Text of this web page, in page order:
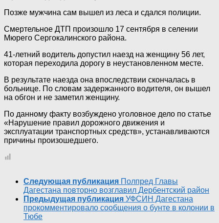
Позже мужчина сам вышел из леса и сдался полиции.
Смертельное ДТП произошло 17 сентября в селении
Мюрего Сергокалинского района.
41-летний водитель допустил наезд на женщину 56 лет,
которая переходила дорогу в неустановленном месте.
В результате наезда она впоследствии скончалась в
больнице. По словам задержанного водителя, он вышел
на обгон и не заметил женщину.
По данному факту возбуждено уголовное дело по статье
«Нарушение правил дорожного движения и
эксплуатации транспортных средств», устанавливаются
причины произошедшего.
Следующая публикация Полпред Главы
Дагестана повторно возглавил Дербентский район
Предыдущая публикация УФСИН Дагестана
прокомментировало сообщения о бунте в колонии в
Тюбе